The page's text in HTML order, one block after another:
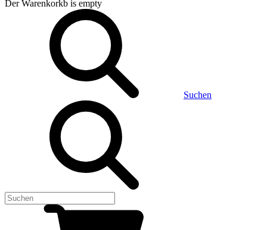
Der Warenkorkb is empty
Suchen